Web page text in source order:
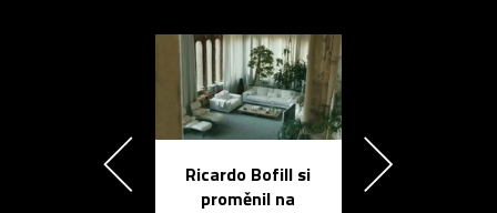
Ricardo Bofill si
proměnil na